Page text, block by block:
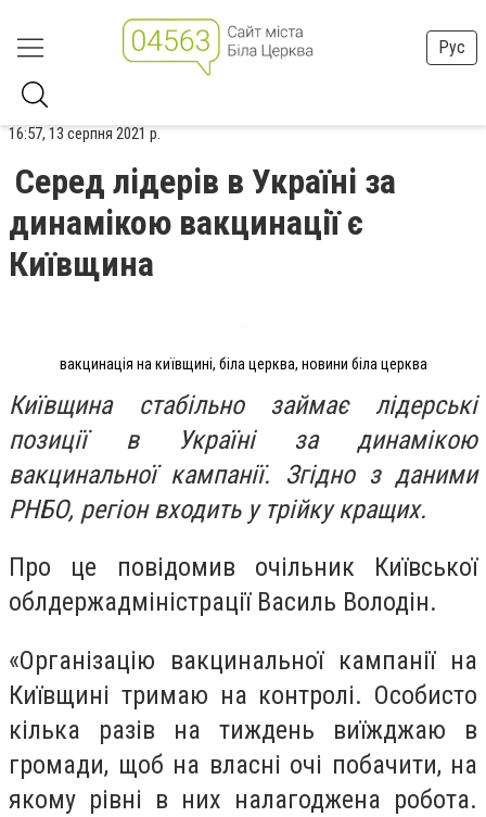
Рус
16:57, 13 серпня 2021 р.
Серед лідерів в Україні за
динамікою вакцинації є
Київщина
вакцинація на київщині, біла церква, новини біла церква
Київщина стабільно займає лідерські
позиції в Україні за динамікою
вакцинальної кампанії. Згідно з даними
РНБО, регіон входить у трійку кращих.
Про це повідомив очільник Київської
облдержадміністрації Василь Володін.
«Організацію вакцинальної кампанії на
Київщині тримаю на контролі. Особисто
кілька разів на тиждень виїжджаю в
громади, щоб на власні очі побачити, на
якому рівні в них налагоджена робота.